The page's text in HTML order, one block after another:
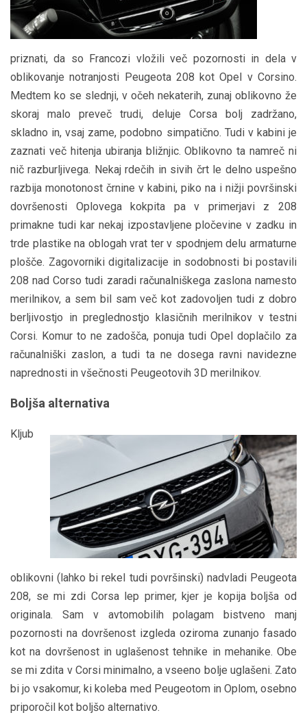
priznati, da so Francozi vložili več pozornosti in dela v
oblikovanje notranjosti Peugeota 208 kot Opel v Corsino.
Medtem ko se slednji, v očeh nekaterih, zunaj oblikovno že
skoraj malo preveč trudi, deluje Corsa bolj zadržano,
skladno in, vsaj zame, podobno simpatično. Tudi v kabini je
zaznati več hitenja ubiranja bližnjic. Oblikovno ta namreč ni
nič razburljivega. Nekaj rdečih in sivih črt le delno uspešno
razbija monotonost črnine v kabini, piko na i nižji površinski
dovršenosti Oplovega kokpita pa v primerjavi z 208
primakne tudi kar nekaj izpostavljene pločevine v zadku in
trde plastike na oblogah vrat ter v spodnjem delu armaturne
plošče. Zagovorniki digitalizacije in sodobnosti bi postavili
208 nad Corso tudi zaradi računalniškega zaslona namesto
merilnikov, a sem bil sam več kot zadovoljen tudi z dobro
berljivostjo in preglednostjo klasičnih merilnikov v testni
Corsi. Komur to ne zadošča, ponuja tudi Opel doplačilo za
računalniški zaslon, a tudi ta ne dosega ravni navidezne
naprednosti in všečnosti Peugeotovih 3D merilnikov.
Boljša alternativa
Kljub
oblikovni (lahko bi rekel tudi površinski) nadvladi Peugeota
208, se mi zdi Corsa lep primer, kjer je kopija boljša od
originala. Sam v avtomobilih polagam bistveno manj
pozornosti na dovršenost izgleda oziroma zunanjo fasado
kot na dovršenost in uglašenost tehnike in mehanike. Obe
se mi zdita v Corsi minimalno, a vseeno bolje uglašeni. Zato
bi jo vsakomur, ki koleba med Peugeotom in Oplom, osebno
priporočil kot boljšo alternativo.